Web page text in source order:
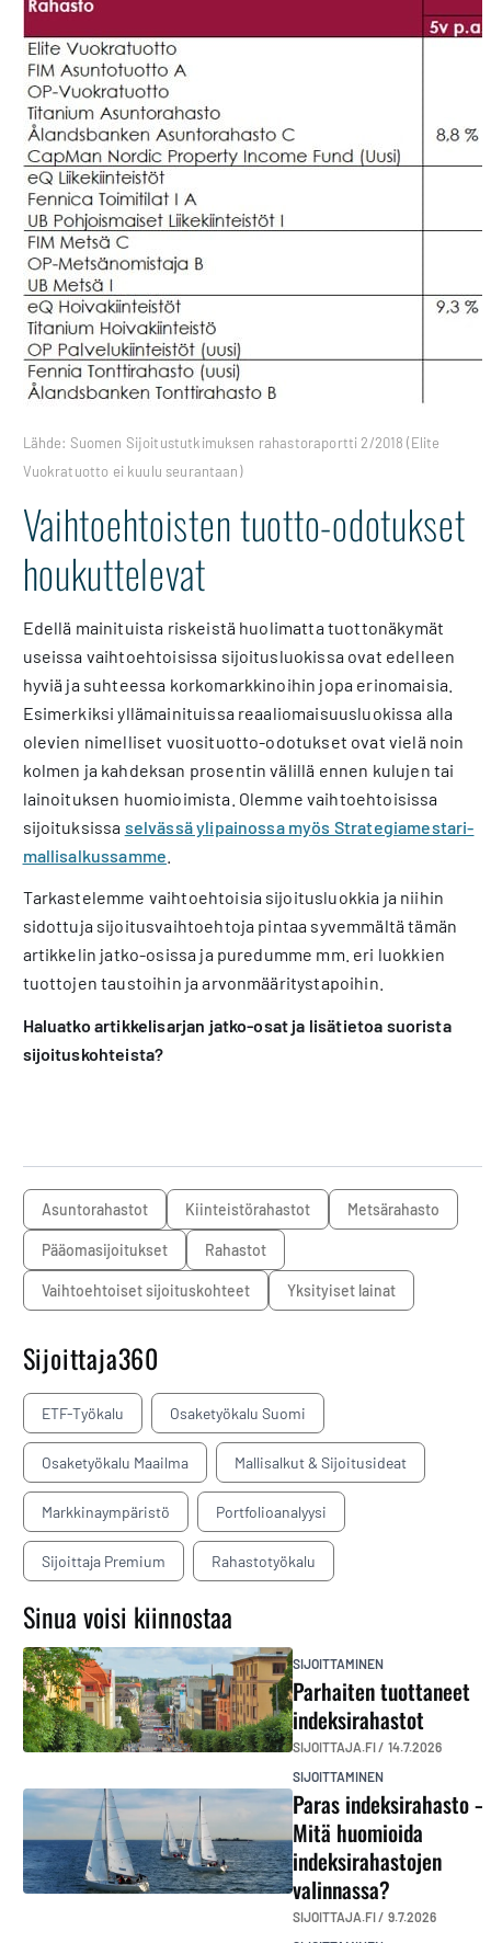
Lähde: Suomen Sijoitustutkimuksen rahastoraportti 2/2018 (Elite
Vuokratuotto ei kuulu seurantaan)
Vaihtoehtoisten tuotto-odotukset
houkuttelevat
Edellä mainituista riskeistä huolimatta tuottonäkymät
useissa vaihtoehtoisissa sijoitusluokissa ovat edelleen
hyviä ja suhteessa korkomarkkinoihin jopa erinomaisia.
Esimerkiksi yllämainituissa reaaliomaisuusluokissa alla
olevien nimelliset vuosituotto-odotukset ovat vielä noin
kolmen ja kahdeksan prosentin välillä ennen kulujen tai
lainoituksen huomioimista. Olemme vaihtoehtoisissa
sijoituksissa selvässä ylipainossa myös Strategiamestari-
mallisalkussamme
Tarkastelemme vaihtoehtoisia sijoitusluokkia ja niihin
sidottuja sijoitusvaihtoehtoja pintaa syvemmältä tämän
artikkelin jatko-osissa ja puredumme mm. eri luokkien
tuottojen taustoihin ja arvonmääritystapoihin.
Haluatko artikkelisarjan jatko-osat ja lisätietoa suorista
sijoituskohteista?
asuntorahastot kiinteistörahastot metsärahasto
pääomasijoitukset rahastot
vaihtoehtoiset sijoituskohteet yksityiset lainat
Sijoittaja360
ETF-Työkalu Osaketyökalu Suomi
Osaketyökalu Maailma Mallisalkut & Sijoitusideat
Markkinaympäristö Portfolioanalyysi
Sijoittaja Premium Rahastotyökalu
Sinua voisi kiinnostaa
SIJOITTAMINEN
Parhaiten tuottaneet
indeksirahastot
SIJOITTAJA.FI / 14.7.2026
SIJOITTAMINEN
Paras indeksirahasto –
Mitä huomioida
indeksirahastojen
valinnassa?
SIJOITTAJA.FI / 9.7.2026